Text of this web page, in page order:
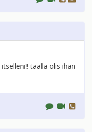
täällä olis ihan